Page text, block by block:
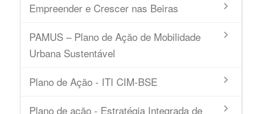
Empreender e Crescer nas Beiras
PAMUS – Plano de Ação de Mobilidade
Urbana Sustentável
Plano de Ação - ITI CIM-BSE
Plano de ação - Estratégia Integrada de